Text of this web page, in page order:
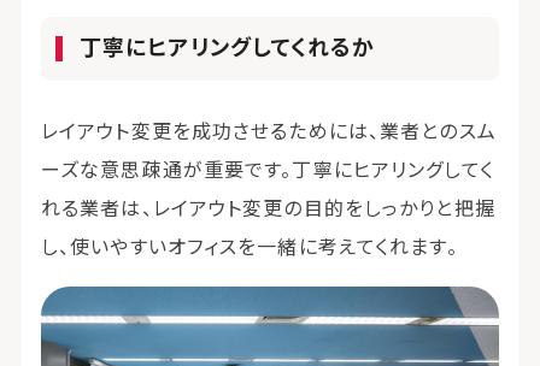
丁寧にヒアリングしてくれるか
レイアウト変更を成功させるためには、業者とのスム
ーズな意思疎通が重要です。丁寧にヒアリングしてく
れる業者は、レイアウト変更の目的をしっかりと把握
し、使いやすいオフィスを一緒に考えてくれます。